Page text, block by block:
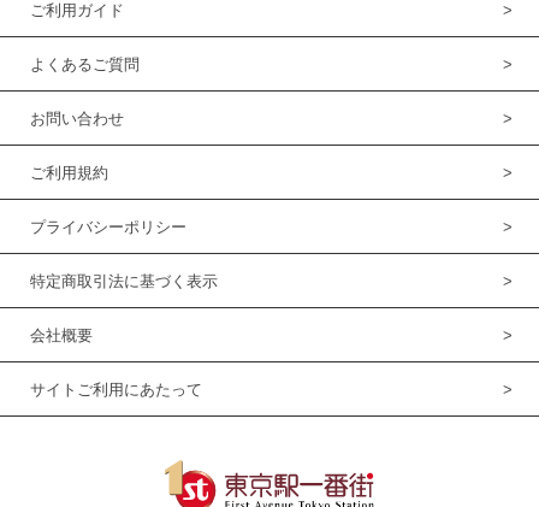
ご利用ガイド
よくあるご質問
お問い合わせ
ご利用規約
プライバシーポリシー
特定商取引法に基づく表示
会社概要
サイトご利用にあたって